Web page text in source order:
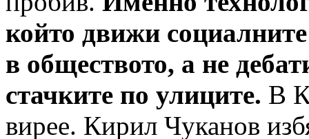
който движи
в обществото, а не
стачките по улиците. В
вирее. Кирил Чуканов